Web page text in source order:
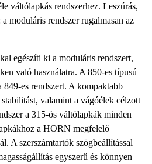
váltólapkás rendszerhez. Leszúrás,
a moduláris rendszer rugalmasan az
egészíti ki a moduláris rendszert,
való használatra. A 850-es típusú
849-es rendszert. A kompaktabb
valamint a vágóélek célzott
a 315-ös váltólapkák minden
a HORN megfelelő
A szerszámtartók szögbeállítással
egyszerű és könnyen